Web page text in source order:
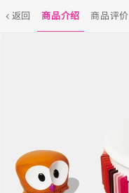
返回 商品介绍 商品评价